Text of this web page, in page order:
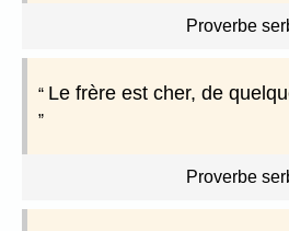
Proverbe
Le frère est cher, de
Proverbe